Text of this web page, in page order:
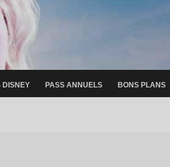
DISNEY PASS ANNUELS BONS PLANS